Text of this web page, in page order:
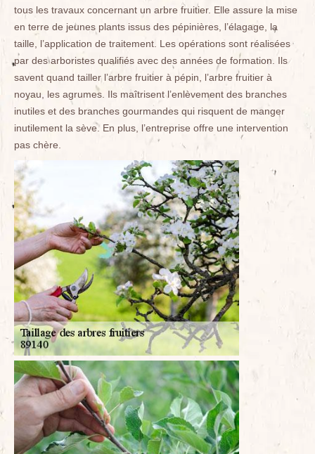
tous les travaux concernant un arbre fruitier. Elle assure la mise
en terre de jeunes plants issus des pépinières, l’élagage, la
taille, l’application de traitement. Les opérations sont réalisées
par des arboristes qualifiés avec des années de formation. Ils
savent quand tailler l’arbre fruitier à pépin, l’arbre fruitier à
noyau, les agrumes. Ils maîtrisent l’enlèvement des branches
inutiles et des branches gourmandes qui risquent de manger
inutilement la sève. En plus, l’entreprise offre une intervention
pas chère.